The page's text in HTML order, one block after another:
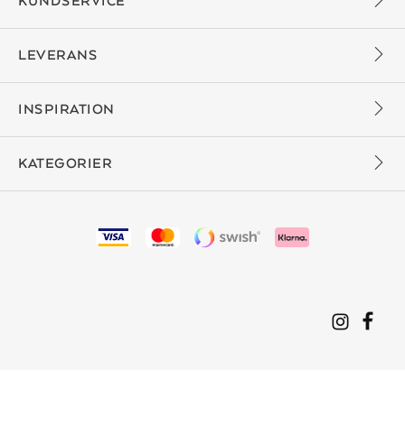
LEVERANS
INSPIRATION
KATEGORIER